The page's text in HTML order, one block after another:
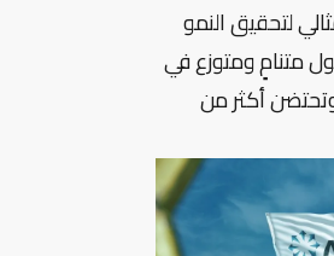
لتحقيق النمو
متنامٍ ومتوزع في
أكثر من